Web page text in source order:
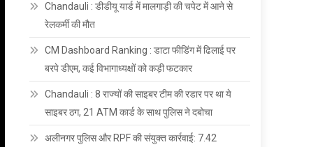
Chandauli : डीडीयू यार्ड में मालगाड़ी की चपेट में आने से
रेलकर्मी की मौत
CM Dashboard Ranking : डाटा फीडिंग में ढिलाई पर
बरपे डीएम, कई विभागाध्यक्षों को कड़ी फटकार
Chandauli : 8 राज्यों की साइबर टीम की रडार पर था ये
साइबर ठग, 21 ATM कार्ड के साथ पुलिस ने दबोचा
अलीनगर पुलिस और RPF की संयुक्त कार्रवाई: 7.42